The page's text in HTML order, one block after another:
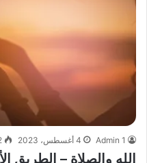
Admin 1 4 أغسطس، 2023
الله والصلاة –